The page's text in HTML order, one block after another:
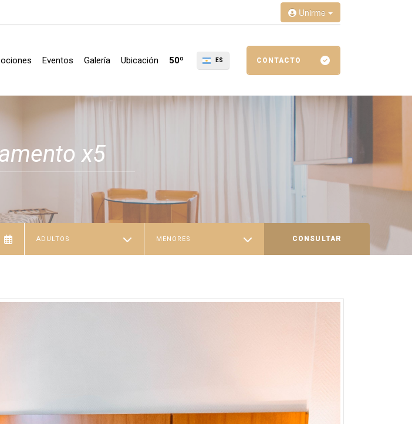
Unirme
Eventos Galería Ubicación 50º ES CONTACTO
x5
ADULTOS MENORES CONSULTAR